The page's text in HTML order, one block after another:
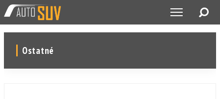
Ostatné